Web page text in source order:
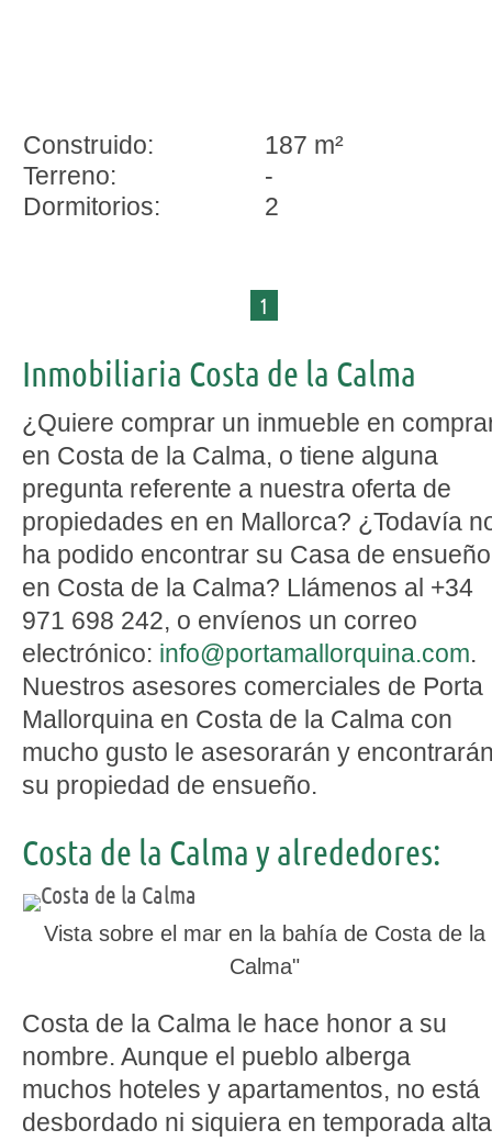
Construido:
187 m²
Terreno:
-
Dormitorios:
2
1
Inmobiliaria Costa de la Calma
¿Quiere comprar un inmueble en
en Costa de la Calma, o tiene alguna
pregunta referente a nuestra oferta de
propiedades en en Mallorca? ¿Todavía
ha podido encontrar su Casa de ensueño
en Costa de la Calma? Llámenos al +34
971 698 242, o envíenos un correo
electrónico: info@portamallorquina.com.
Nuestros asesores comerciales de Porta
Mallorquina en Costa de la Calma con
mucho gusto le asesorarán y
su propiedad de ensueño.
Costa de la Calma y alrededores:
Vista sobre el mar en la bahía de Costa de la
Calma"
Costa de la Calma le hace honor a su
nombre. Aunque el pueblo alberga
muchos hoteles y apartamentos, no está
desbordado ni siquiera en temporada